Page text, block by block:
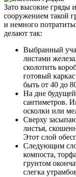
Зато высокие гряды
сооружением такой
и немного
делают так:
Выбранный
листами
сколотить
готовый
быть от 40 до
На дне
сантиметров.
осколки или
Сверху
листья,
Этот слой
Следующим
компоста,
грунтом
слегка